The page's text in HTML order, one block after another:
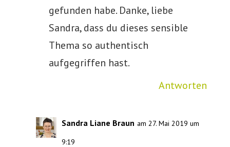
gefunden habe. Danke, liebe
Sandra, dass du dieses sensible
Thema so authentisch
aufgegriffen hast.
Antworten
Sandra Liane Braun am 27. Mai 2019 um
9:19